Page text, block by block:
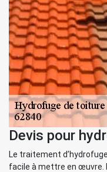
Devis pour
Le traitement
facile à mettre en œuvre.